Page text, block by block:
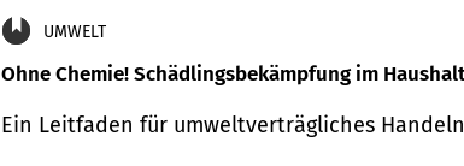
UMWELT
Ohne Chemie! Schädlingsbekämpfung im Haushalt
Ein Leitfaden für um­welt­ver­träg­liches Han­deln